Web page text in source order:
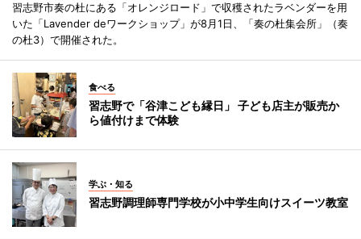
習志野市奏の杜にある「オレンジロード」で収穫されたラベンダーを用
いた「Lavender deワークショップ」が8月1日、「奏の杜集会所」（奏
の杜3）で開催された。
食べる
習志野で「谷津こども縁日」 子ども店主が販売か
ら値付けまで体験
学ぶ・知る
習志野調理師専門学校が小中学生向けスイーツ教室